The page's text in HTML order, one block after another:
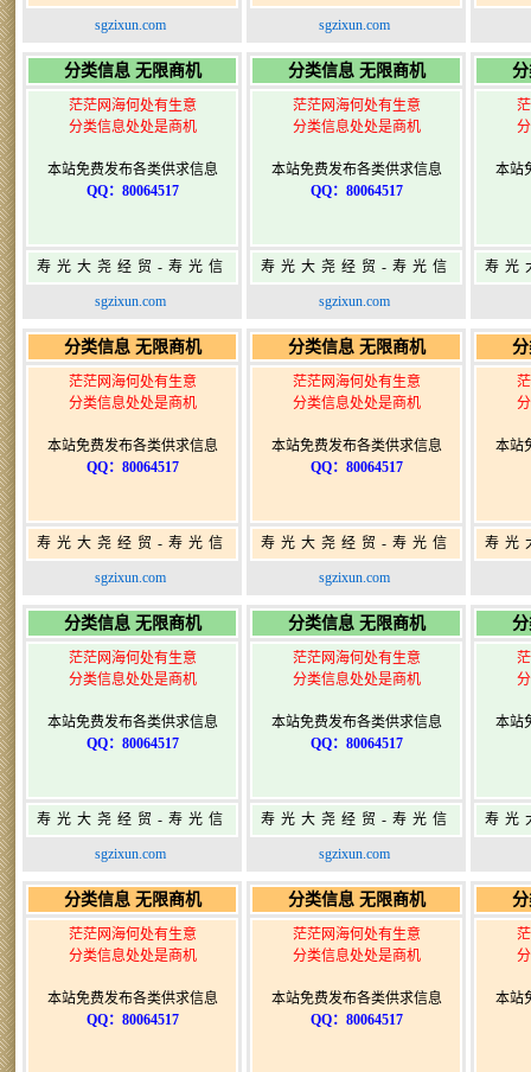
息网-免费信息发布网-
sgzixun.com
息网-免费信息发布网-
sgzixun.com
分类信息 无限商机
茫茫网海何处有生意
分类信息处处是商机
本站免费发布各类供求信息
QQ：80064517
寿光大尧经贸-寿光信
息网-免费信息发布网-
sgzixun.com
分类信息 无限商机
茫茫网海何处有生意
分类信息处处是商机
本站免费发布各类供求信息
QQ：80064517
寿光大尧经贸-寿光信
息网-免费信息发布网-
sgzixun.com
本站
寿光
分类信息 无限商机
茫茫网海何处有生意
分类信息处处是商机
本站免费发布各类供求信息
QQ：80064517
寿光大尧经贸-寿光信
息网-免费信息发布网-
sgzixun.com
分类信息 无限商机
茫茫网海何处有生意
分类信息处处是商机
本站免费发布各类供求信息
QQ：80064517
寿光大尧经贸-寿光信
息网-免费信息发布网-
sgzixun.com
本站
寿光
分类信息 无限商机
茫茫网海何处有生意
分类信息处处是商机
本站免费发布各类供求信息
QQ：80064517
寿光大尧经贸-寿光信
息网-免费信息发布网-
sgzixun.com
分类信息 无限商机
茫茫网海何处有生意
分类信息处处是商机
本站免费发布各类供求信息
QQ：80064517
寿光大尧经贸-寿光信
息网-免费信息发布网-
sgzixun.com
本站
寿光
分类信息 无限商机
茫茫网海何处有生意
分类信息处处是商机
本站免费发布各类供求信息
QQ：80064517
分类信息 无限商机
茫茫网海何处有生意
分类信息处处是商机
本站免费发布各类供求信息
QQ：80064517
本站